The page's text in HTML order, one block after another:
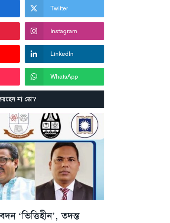
Twitter
Instagram
LinkedIn
WhatsApp
না তো?
‘ভিত্তিহীন’, তদন্ত